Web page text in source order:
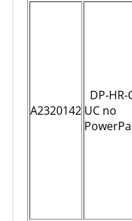
A2320142
DP-HR-
UC no